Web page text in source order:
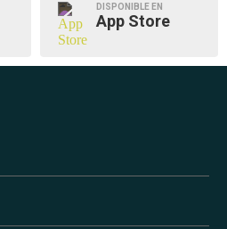
DISPONIBLE EN
App Store